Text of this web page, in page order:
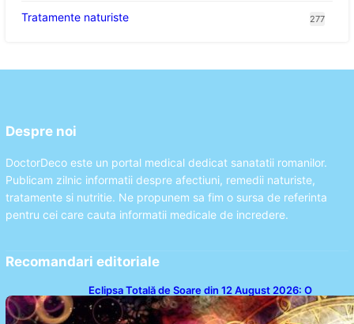
Tratamente naturiste 277
Despre noi
DoctorDeco este un portal medical dedicat sanatatii romanilor.
Publicam zilnic informatii despre afectiuni, remedii naturiste,
tratamente si nutritie. Ne propunem sa fim o sursa de referinta
pentru cei care cauta informatii medicale de incredere.
Recomandari editoriale
Eclipsa Totală de Soare din 12 August 2026: O
Analiză a Impactului asupra Trei Zodii și a Ciclului de
18 Ani